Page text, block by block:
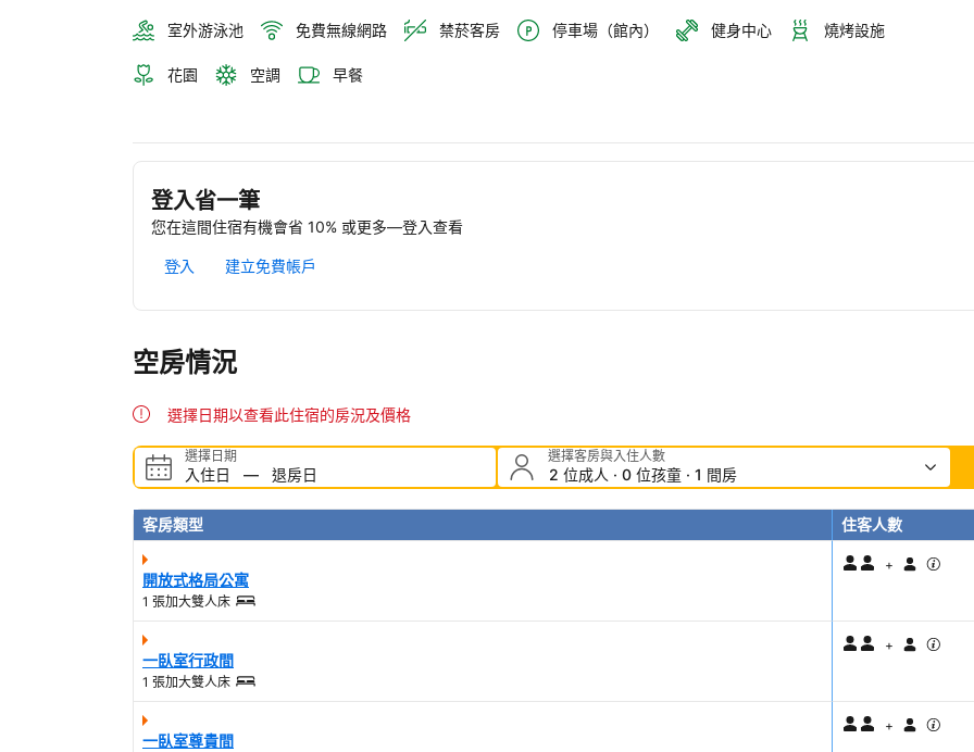
室外游泳池 免費無線網路 禁菸客房 停車場（館內） 健身中心 燒烤設施
花園 空調 早餐
登入省一筆
您在這間住宿有機會省 10% 或更多—登入查看
登入 建立免費帳戶
空房情況
選擇日期以查看此住宿的房況及價格
選擇日期
入住日 — 退房日
選擇客房與入住人數
2 位成人 · 0 位孩童 · 1 間房
客房類型 住客人數
開放式格局公寓
1 張加大雙人床
+
一臥室行政間
1 張加大雙人床
+
一臥室尊貴間
+